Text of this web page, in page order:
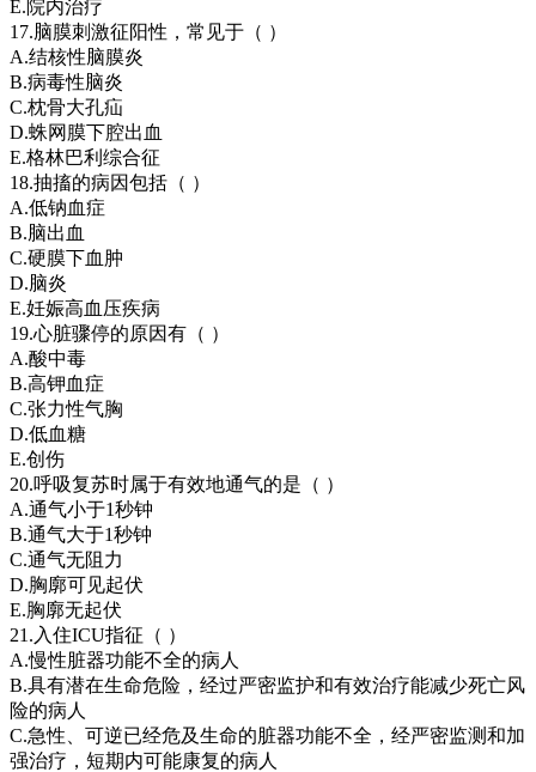
E.院内治疗
17.脑膜刺激征阳性，常见于（ ）
A.结核性脑膜炎
B.病毒性脑炎
C.枕骨大孔疝
D.蛛网膜下腔出血
E.格林巴利综合征
18.抽搐的病因包括（ ）
A.低钠血症
B.脑出血
C.硬膜下血肿
D.脑炎
E.妊娠高血压疾病
19.心脏骤停的原因有（ ）
A.酸中毒
B.高钾血症
C.张力性气胸
D.低血糖
E.创伤
20.呼吸复苏时属于有效地通气的是（ ）
A.通气小于1秒钟
B.通气大于1秒钟
C.通气无阻力
D.胸廓可见起伏
E.胸廓无起伏
21.入住ICU指征（ ）
A.慢性脏器功能不全的病人
B.具有潜在生命危险，经过严密监护和有效治疗能减少死亡风
险的病人
C.急性、可逆已经危及生命的脏器功能不全，经严密监测和加
强治疗，短期内可能康复的病人